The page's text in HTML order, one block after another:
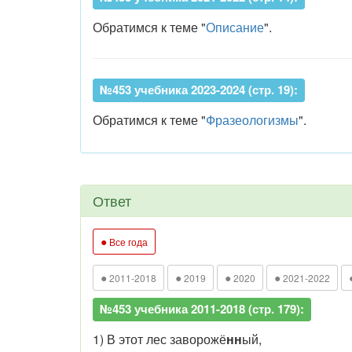
Обратимся к теме "Описание".
№453 учебника 2023-2024 (стр. 19):
Обратимся к теме "Фразеологизмы".
Ответ
● Все года
● 2011-2018 ● 2019 ● 2020 ● 2021-2022
№453 учебника 2011-2018 (стр. 179):
1) В этот лесзаворожённый,